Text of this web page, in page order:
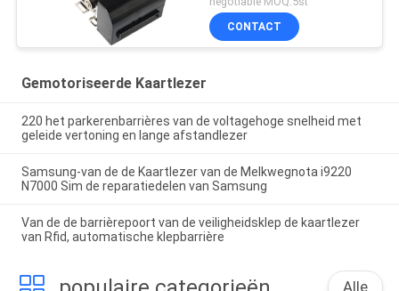
CONTACT
Gemotoriseerde Kaartlezer
220 het parkerenbarrières van de voltagehoge snelheid met
geleide vertoning en lange afstandlezer
Samsung-van de de Kaartlezer van de Melkwegnota i9220
N7000 Sim de reparatiedelen van Samsung
Van de de barrièrepoort van de veiligheidsklep de kaartlezer
van Rfid, automatische klepbarrière
Alle